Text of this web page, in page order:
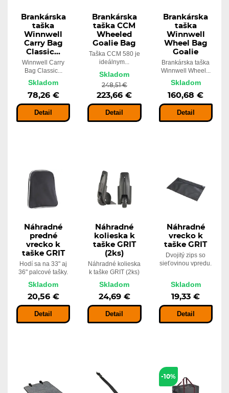
Brankárska
taška
Winnwell
Carry Bag
Classic...
Winnwell Carry
Bag Classic...
Skladom
78,26 €
Detail
Brankárska
taška CCM
Wheeled
Goalie Bag
Taška CCM 580 je
ideálnym...
Skladom
248,51 €
223,66 €
Detail
Brankárska
taška
Winnwell
Wheel Bag
Goalie
Brankárska taška
Winnwell Wheel...
Skladom
160,68 €
Detail
Náhradné
predné
vrecko k
taške GRIT
Hodí sa na 33" aj
36" palcové tašky.
Skladom
20,56 €
Detail
Náhradné
kolieska k
taške GRIT
(2ks)
Náhradné kolieska
k taške GRIT (2ks)
Skladom
24,69 €
Detail
Náhradné
vrecko k
taške GRIT
Dvojitý zips so
sieťovinou vpredu.
Skladom
19,33 €
Detail
-10%